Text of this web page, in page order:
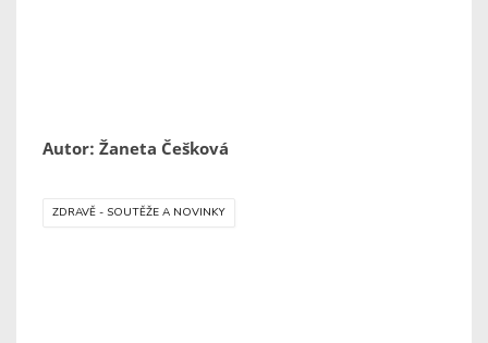
Autor: Žaneta Češková
ZDRAVĚ - SOUTĚŽE A NOVINKY